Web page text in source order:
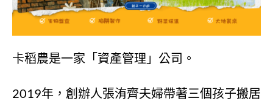
卡稻農是一家「資產管理」公司。
2019年，創辦人張洧齊夫婦帶著三個孩子搬居